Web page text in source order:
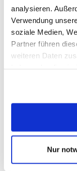
analysieren.
Verwendung
soziale Medien,
Partner führen
weiteren Daten
Cookies, wenn
Nur
Dortmund